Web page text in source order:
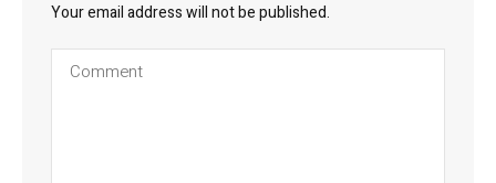
Your email address will not be published.